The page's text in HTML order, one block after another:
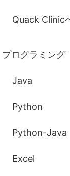
Quack Clinic
プログラミング
Java
Python
Python-Java
Excel